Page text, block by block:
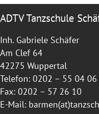
ADTV Tanzschule
Inh. Gabriele Schäfer
Am Clef 64
42275 Wuppertal
Telefon: 0202 – 55 04 06
Fax: 0202 – 57 26 10
E-Mail: